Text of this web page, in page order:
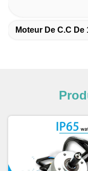
Moteur De C.C De